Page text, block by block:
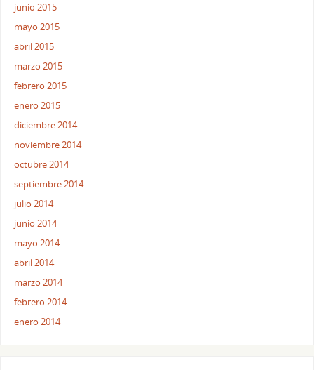
junio 2015
mayo 2015
abril 2015
marzo 2015
febrero 2015
enero 2015
diciembre 2014
noviembre 2014
octubre 2014
septiembre 2014
julio 2014
junio 2014
mayo 2014
abril 2014
marzo 2014
febrero 2014
enero 2014